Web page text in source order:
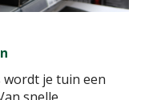
wordt je tuin een